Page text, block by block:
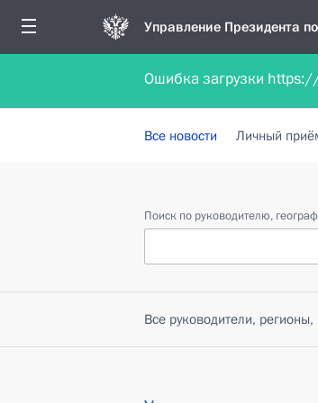
Управление Президента
Обратиться в форме
Все новости Личный
Поиск по руководителю,
Все руководители,
Ошибка загрузки